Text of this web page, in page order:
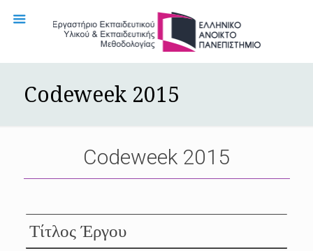
Codeweek 2015
Codeweek 2015
Τίτλος Έργου